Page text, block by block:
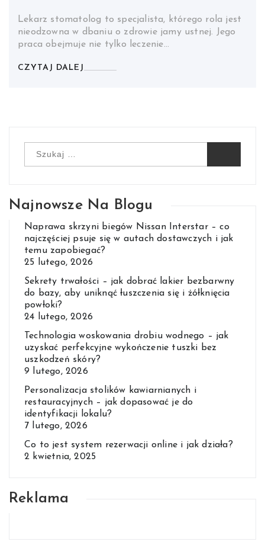
Lekarz stomatolog to specjalista, którego rola jest
nieodzowna w dbaniu o zdrowie jamy ustnej. Jego
praca obejmuje nie tylko leczenie…
CZYTAJ DALEJ
Najnowsze Na Blogu
Naprawa skrzyni biegów Nissan Interstar – co
najczęściej psuje się w autach dostawczych i jak
temu zapobiegać?
25 lutego, 2026
Sekrety trwałości – jak dobrać lakier bezbarwny
do bazy, aby uniknąć łuszczenia się i żółknięcia
powłoki?
24 lutego, 2026
Technologia woskowania drobiu wodnego – jak
uzyskać perfekcyjne wykończenie tuszki bez
uszkodzeń skóry?
9 lutego, 2026
Personalizacja stolików kawiarnianych i
restauracyjnych – jak dopasować je do
identyfikacji lokalu?
7 lutego, 2026
Co to jest system rezerwacji online i jak działa?
2 kwietnia, 2025
Reklama